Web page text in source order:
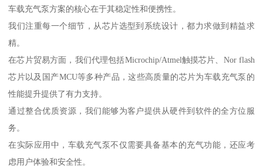
车载充气泵方案的核心在于其稳定性和便携性。
我们注重每一个细节，从芯片选型到系统设计，都力求做到精益求
精。
在芯片贸易方面，我们代理包括Microchip/Atmel触摸芯片、Nor flash
芯片以及国产MCU等多种产品，这些高质量的芯片为车载充气泵的
性能提升提供了有力支持。
通过整合优质资源，我们能够为客户提供从硬件到软件的全方位服
务。
在实际应用中，车载充气泵不仅需要具备基本的充气功能，还应考
虑用户体验和安全性。